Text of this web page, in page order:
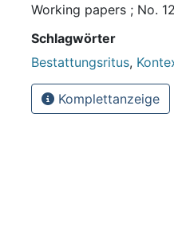
Working papers ; No.
Schlagwörter
Bestattungsritus,
Komplettanzeige